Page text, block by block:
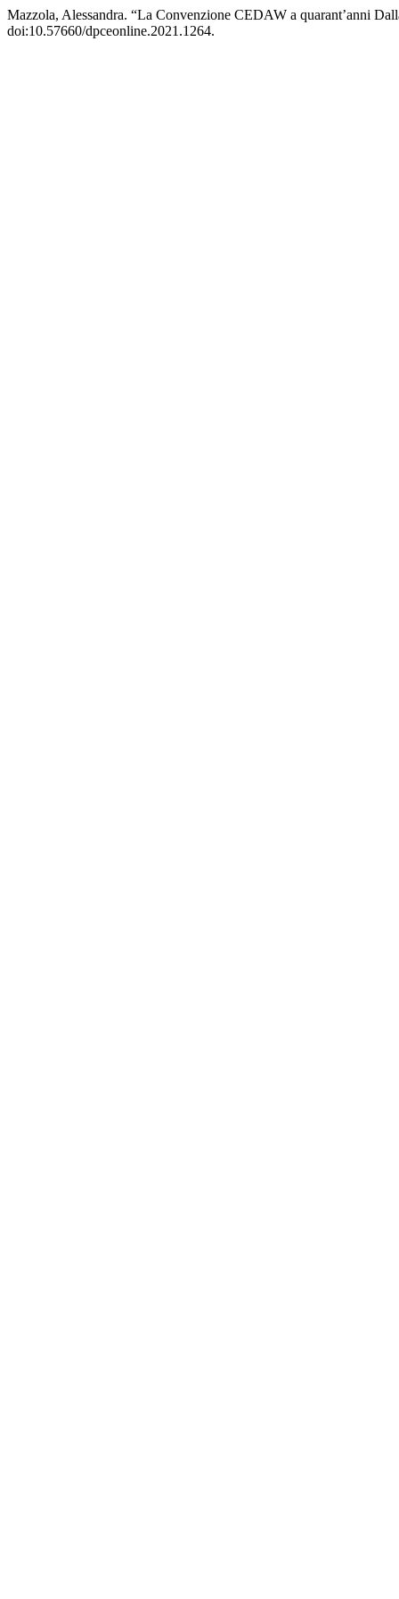
Mazzola, Alessandra. “La Convenzione CEDAW a quarant’anni
doi:10.57660/dpceonline.2021.1264.